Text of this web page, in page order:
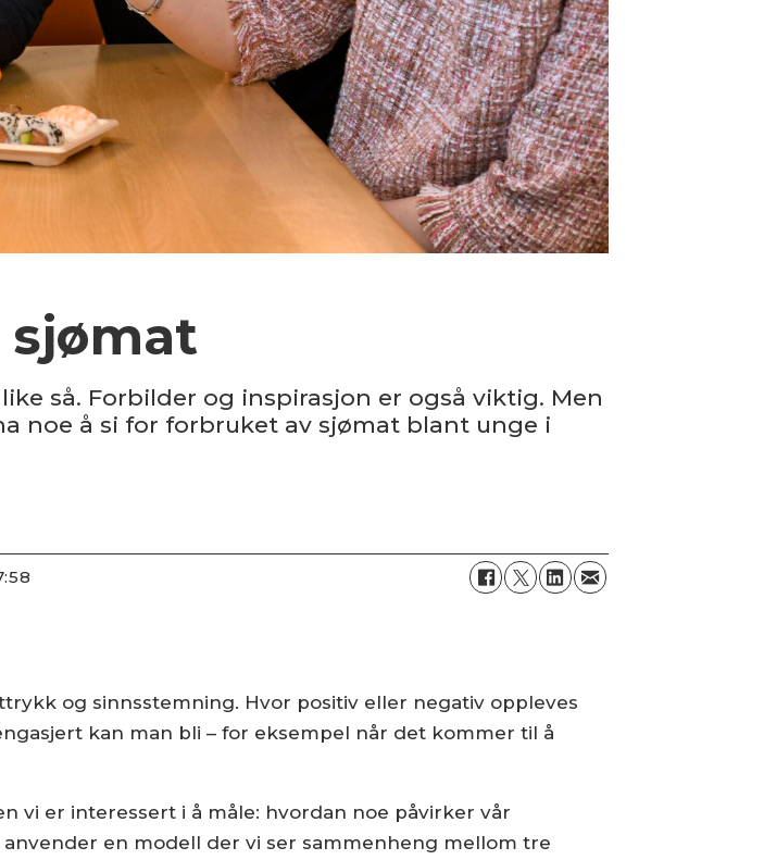
så. Forbilder og inspirasjon er også viktig. Men
noe å si for forbruket av sjømat blant unge i
og sinnsstemning. Hvor positiv eller negativ oppleves
kan man bli – for eksempel når det kommer til å
vi er interessert i å måle: hvordan noe påvirker vår
en modell der vi ser sammenheng mellom tre